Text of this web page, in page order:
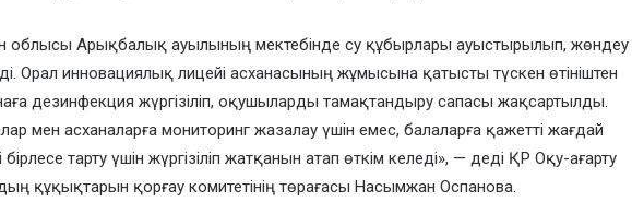
облысы Арықбалық ауылының мектебінде су құбырлары ауыстырылып, жөндеу
Орал инновациялық лицейі асханасының жұмысына қатысты түскен өтініштен
дезинфекция жүргізіліп, оқушыларды тамақтандыру сапасы жақсартылды.
мен асханаларға мониторинг жазалау үшін емес, балаларға қажетті жағдай
тарту үшін жүргізіліп жатқанын атап өткім келеді», — деді ҚР Оқу-ағарту
құқықтарын қорғау комитетінің төрағасы Насымжан Оспанова.